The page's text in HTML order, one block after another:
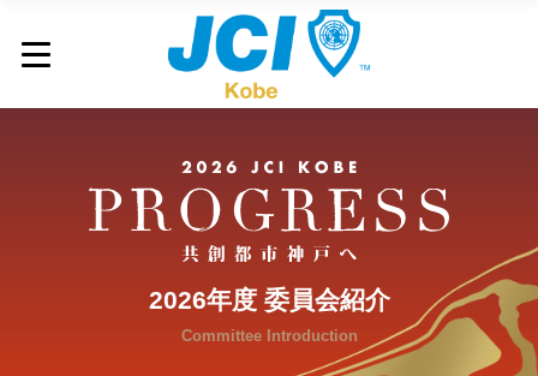
2026年度 委員会紹介
Committee Introduction